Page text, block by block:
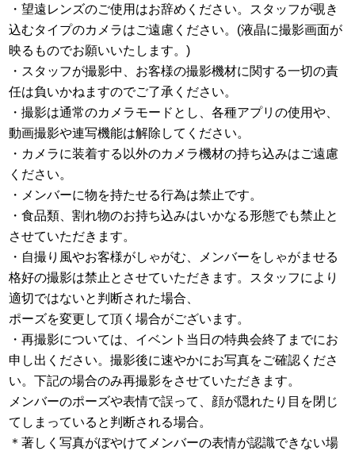
・望遠レンズのご使用はお辞めください。スタッフが覗き
込むタイプのカメラはご遠慮ください。(液晶に撮影画面が
映るものでお願いいたします。)
・スタッフが撮影中、お客様の撮影機材に関する一切の責
任は負いかねますのでご了承ください。
・撮影は通常のカメラモードとし、各種アプリの使用や、
動画撮影や連写機能は解除してください。
・カメラに装着する以外のカメラ機材の持ち込みはご遠慮
ください。
・メンバーに物を持たせる行為は禁止です。
・食品類、割れ物のお持ち込みはいかなる形態でも禁止と
させていただきます。
・自撮り風やお客様がしゃがむ、メンバーをしゃがませる
格好の撮影は禁止とさせていただきます。スタッフにより
適切ではないと判断された場合、
ポーズを変更して頂く場合がございます。
・再撮影については、イベント当日の特典会終了までにお
申し出ください。撮影後に速やかにお写真をご確認くださ
い。下記の場合のみ再撮影をさせていただきます。
メンバーのポーズや表情で誤って、顔が隠れたり目を閉じ
てしまっていると判断される場合。
＊著しく写真がぼやけてメンバーの表情が認識できない場